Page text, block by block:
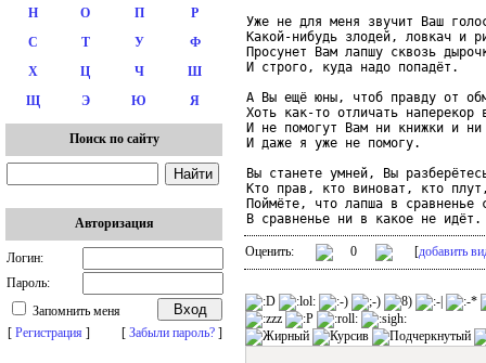
Н
О П
Р
С
Т У
Ф
Х
Ц Ч
Ш
Щ
Э Ю Я
Поиск по сайту
Авторизация
Логин:
Пароль:
Запомнить меня
[ Регистрация ] [ Забыли пароль? ]
Уже не для меня звучит Ваш
Какой-нибудь злодей, ловкач и
Просунет Вам лапшу сквозь
И строго, куда надо попадёт.
А Вы ещё юны, чтоб правду от
Хоть как-то отличать наперекор
И не помогут Вам ни книжки и
И даже я уже не помогу.
Вы станете умней, Вы
Кто прав, кто виноват, кто
Поймёте, что лапша в сравненье
В сравненье ни в какое не идёт.
Оценить: 0 [добавить